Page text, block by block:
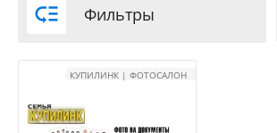
 Фильтры
КУПИЛИНК | ФОТОСАЛОН